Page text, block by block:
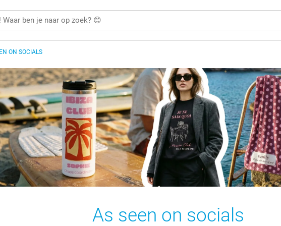
ON SOCIALS
As seen on socials